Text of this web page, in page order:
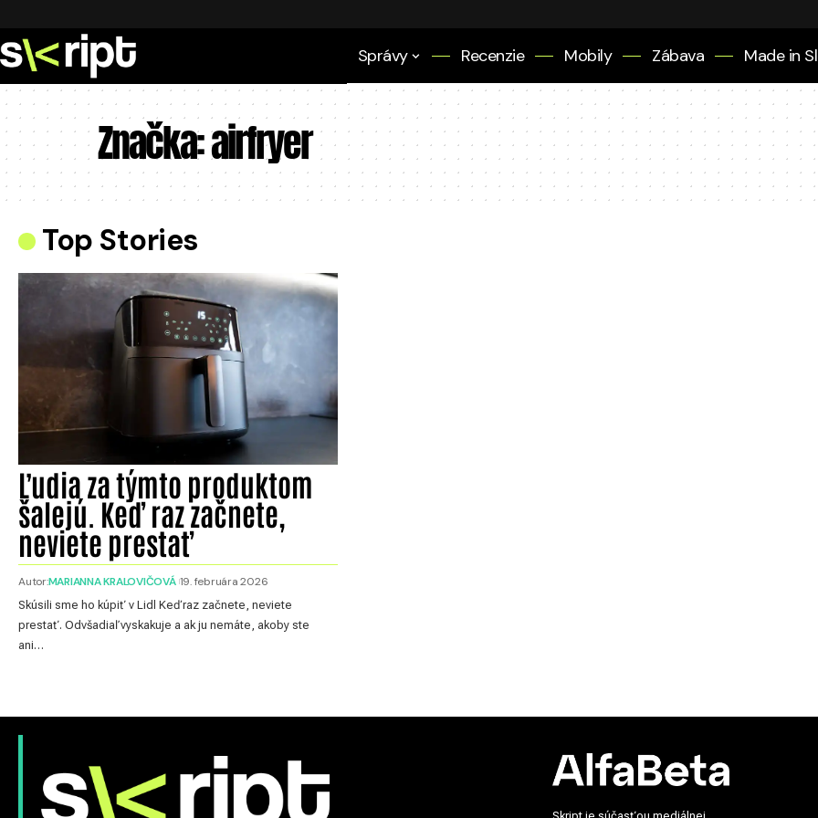
Správy Recenzie Mobily Zábava Made in
Značka:airfryer
Top Stories
Ľudia za týmto produktom
šalejú. Keď raz začnete,
neviete prestať
Autor:MARIANNA KRALOVIČOVÁ 19. februára 2026
Skúsili sme ho kúpiť v Lidl Keď raz začnete, neviete
prestať. Odvšadiaľ vyskakuje a ak ju nemáte, akoby ste
ani…